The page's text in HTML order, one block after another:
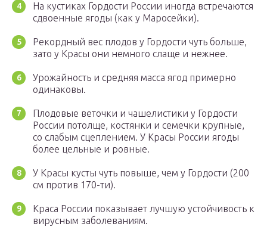
На кустиках Гордости России иногда встречаются
сдвоенные ягоды (как у Маросейки).
Рекордный вес плодов у Гордости чуть больше,
зато у Красы они немного слаще и нежнее.
Урожайность и средняя масса ягод примерно
одинаковы.
Плодовые веточки и чашелистики у Гордости
России потолще, костянки и семечки крупные,
со слабым сцеплением. У Красы России ягоды
более цельные и ровные.
У Красы кусты чуть повыше, чем у Гордости (200
см против 170-ти).
Краса России показывает лучшую устойчивость к
вирусным заболеваниям.